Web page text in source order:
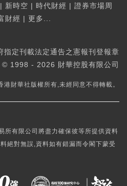
| 新時空 | 時代財經 | 證券市場周
財經 | 更多...
指定刊載法定通告之憲報刊登報章
1998 - 2026 財華控股有限公司
港財華社版權所有,未經同意不得轉載。
所有限公司將盡力確保彼等所提供資料
絕對無誤,資料如有錯漏而令閣下蒙受